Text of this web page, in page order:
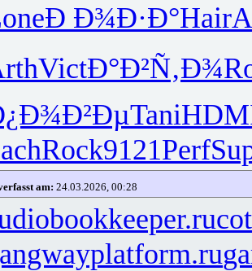
Ð Ð¾Ð·Ð°Hair
VictÐ°Ð²Ñ‚Ð¾
Tani
Rock9121Perf
am: 24.03.2026, 00:28